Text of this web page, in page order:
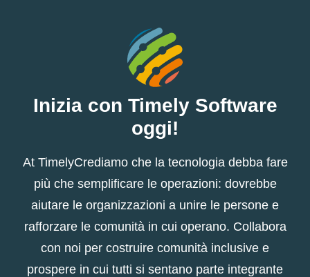
Inizia con Timely Software
oggi!
At TimelyCrediamo che la tecnologia debba fare
più che semplificare le operazioni: dovrebbe
aiutare le organizzazioni a unire le persone e
rafforzare le comunità in cui operano. Collabora
con noi per costruire comunità inclusive e
prospere in cui tutti si sentano parte integrante